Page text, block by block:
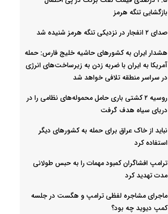
بازگشایی تنگه هرمز
صدای ۲ انفجار در نزدیکی تنگه هرمز شنیده شد
هشدار ایران به کشورهای حاشیه خلیج‌ فارس: حمله
آمریکا به ایران با ضربه زدن به زیرساخت‌های انرژی
در سراسر منطقه تلافی خواهد شد
روسیه ۲ کشتی باری حامل محموله‌های نظامی را در
دریای سیاه هدف گرفت
نباید از خاک عراق برای حمله به کشورهای دیگر
استفاده کرد
ترامپ افشاگران کمبود مهمات را به حبس طولانی
مدت تهدید کرد
ماجرای مشاجره لفظی ترامپ و هگست در جلسه
کمپ دیوید چه بود؟